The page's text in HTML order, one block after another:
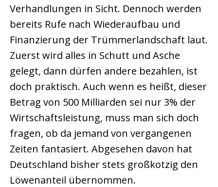
Verhandlungen in Sicht. Dennoch werden
bereits Rufe nach Wiederaufbau und
Finanzierung der Trümmerlandschaft laut.
Zuerst wird alles in Schutt und Asche
gelegt, dann dürfen andere bezahlen, ist
doch praktisch. Auch wenn es heißt, dieser
Betrag von 500 Milliarden sei nur 3% der
Wirtschaftsleistung, muss man sich doch
fragen, ob da jemand von vergangenen
Zeiten fantasiert. Abgesehen davon hat
Deutschland bisher stets großkotzig den
Löwenanteil übernommen.